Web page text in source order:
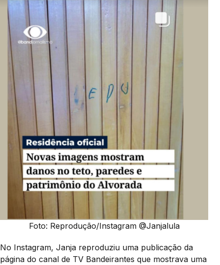
Foto: Reprodução/Instagram @Janjalula
No Instagram, Janja reproduziu uma publicação da
página do canal de TV Bandeirantes que mostrava uma